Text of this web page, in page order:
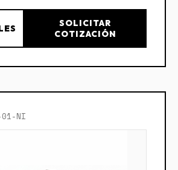
SOLICITAR
COTIZACIÓN
01-NI